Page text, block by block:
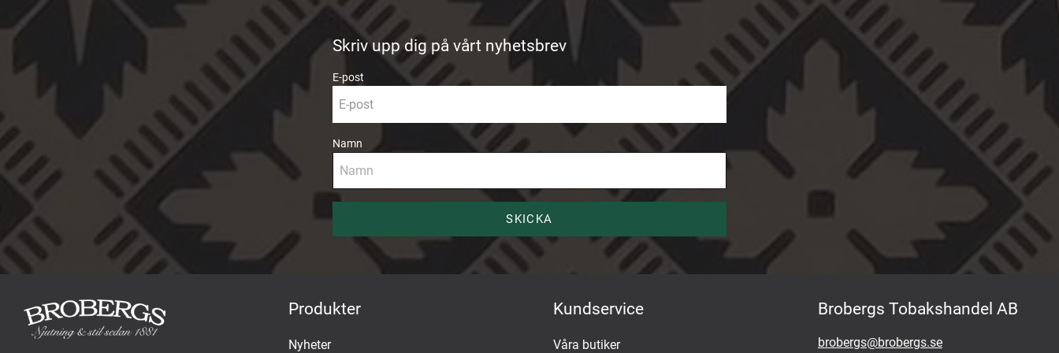
Skriv upp dig på vårt nyhetsbrev
E-post
Namn
SKICKA
Produkter
Nyheter
Kundservice
Våra butiker
Brobergs Tobakshandel AB
brobergs@brobergs.se